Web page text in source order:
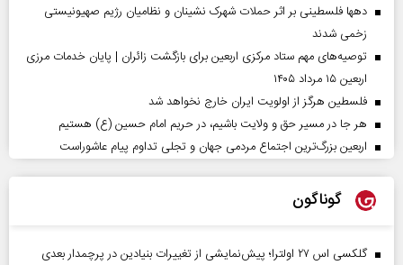
دهها فلسطینی بر اثر حملات شهرک نشینان و نظامیان رژیم صهیونیستی
زخمی شدند
توصیه‌های مهم ستاد مرکزی اربعین برای بازگشت زائران | پایان خدمات مرزی
اربعین ۱۵ مرداد ۱۴۰۵
فلسطین هرگز از اولویت ایران خارج نخواهد شد
هر جا در مسیر حق و ولایت باشیم، در حریم امام حسین (ع) هستیم
اربعین بزرگ‌ترین اجتماع مردمی جهان و تجلی تداوم پیام عاشوراست
گوناگون
گلکسی اس ۲۷ اولترا؛ پیش‌نمایشی از تغییرات بنیادین در پرچمدار بعدی